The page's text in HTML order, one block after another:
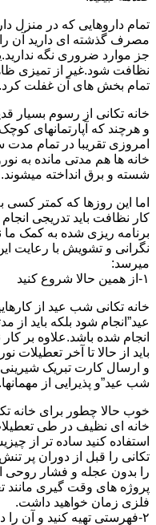
تمام داروهایی که در منزل
مصرف گذشته ای دارید آن را
جز موارد ضروری نگه
نظافت شود.غیر از تمیزی
تمام بخش های آن غفلت
خانه تکانی از رسوم بسیار
و هرچند که آپارتمانهای
امروزی تقریبا در تمام مدت
خانه ها هم مدتی مانده به
شسته و برق انداخته میشوند.
اما این روزها که کمتر
کار نظافت باید تدریجی
برنامه ریزی شده به کمک ما
نگرانی و تشویش با رعایت
میرسد:
۱-از همین حالا شروع کنید
خانه تکانی شب عید از
عید”انجام شود بلکه باید
انجام شده باشد.علاوه بر
باید از حالا تا آخر تعطیلات
و ارسال کارت تبریک
شب عید”و پذیرایی از مهمانها.
خوب حالا چطور برای خانه
خانه ای نظیف در طی
استفاده کنید ساده تر از
تکانی را قبل از دوران پر
را بدون عجله و فشار روحی
پروژه های وقت گیری مانند
فلزی زمان خواهید داشت.
۲-فهرستی تهیه کنید و آن را دو مرتبه چک کنید